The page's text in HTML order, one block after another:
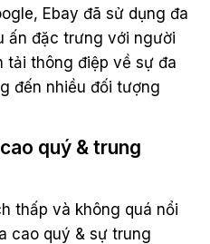
Ebay đã sử dụng đa
ấn đặc trưng với người
tải thông điệp về sự đa
đến nhiều đối tượng
quý & trung
thấp và không quá nổi
cao quý & sự trung